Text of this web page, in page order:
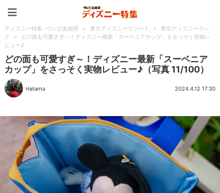
ディズニー特集 -ウレぴあ総研 > 東京ディズニーリゾート >
東京ディズニーラン
ド
>
どの面も可愛すぎ～！ディズニー最新「スーベニアカップ」をさっそく実物レ
ビュー♪
どの面も可愛すぎ～！ディズニー最新「スーベニア
カップ」をさっそく実物レビュー♪（写真 11/100）
Hatama 2024.4.12 17:30